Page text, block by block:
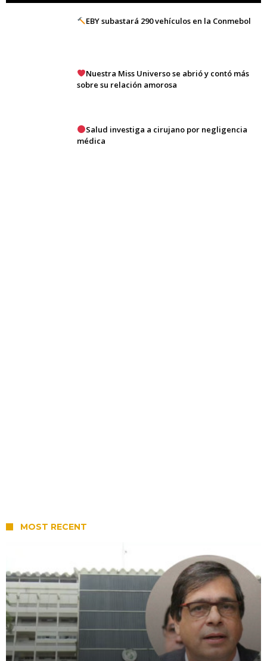
EBY subastará 290 vehículos en la Conmebol
Nuestra Miss Universo se abrió y contó más
sobre su relación amorosa
Salud investiga a cirujano por negligencia
médica
MOST RECENT